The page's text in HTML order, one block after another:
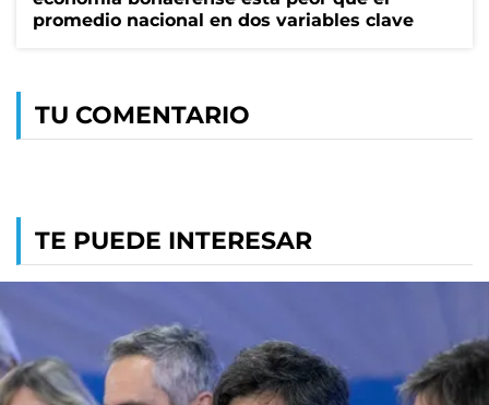
promedio nacional en dos variables clave
TU COMENTARIO
TE PUEDE INTERESAR